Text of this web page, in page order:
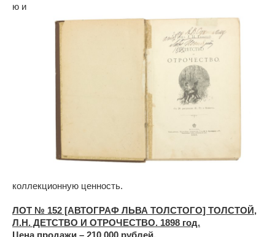
ю и
коллекционную ценность.
ЛОТ № 152 [АВТОГРАФ ЛЬВА ТОЛСТОГО] ТОЛСТОЙ,
Л.Н. ДЕТСТВО И ОТРОЧЕСТВО. 1898 год.